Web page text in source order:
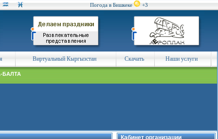
Погода в Бишкеке +3
Виртуальный Кыргызстан Скачать Наши услуги
БАЛТА
Кабинет организации